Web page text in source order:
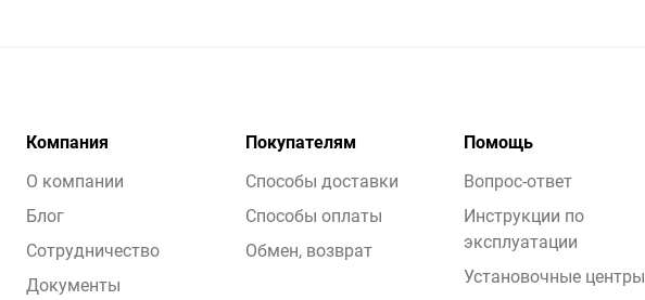
Компания
О компании
Блог
Сотрудничество
Документы
Покупателям
Способы доставки
Способы оплаты
Обмен, возврат
Помощь
Вопрос-ответ
Инструкции по
эксплуатации
Установочные центры